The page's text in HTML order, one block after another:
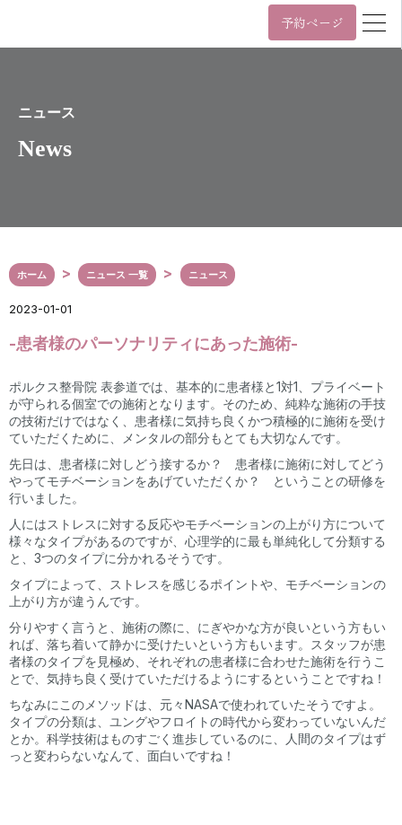
予約ページ
11:00~22:00
〒107-0061
カプリ北青山5階
表参道駅（A3番出口）から徒歩2分
外苑前駅（銀座線3番出口）から徒歩6分
News
ニュース
ホーム ニュース 一覧 ニュース
2023-01-01
-患者様のパーソナリティにあった施術-
ポルクス整骨院 表参道では、基本的に患者様と1対1、プライベート
が守られる個室での施術となります。そのため、純粋な施術の手技
の技術だけではなく、患者様に気持ち良くかつ積極的に施術を受け
ていただくために、メンタルの部分もとても大切なんです。
先日は、患者様に対しどう接するか？ 患者様に施術に対してどう
やってモチベーションをあげていただくか？ ということの研修を
行いました。
人にはストレスに対する反応やモチベーションの上がり方について
様々なタイプがあるのですが、心理学的に最も単純化して分類する
と、3つのタイプに分かれるそうです。
タイプによって、ストレスを感じるポイントや、モチベーションの
上がり方が違うんです。
分りやすく言うと、施術の際に、にぎやかな方が良いという方もい
れば、落ち着いて静かに受けたいという方もいます。スタッフが患
者様のタイプを見極め、それぞれの患者様に合わせた施術を行うこ
とで、気持ち良く受けていただけるようにするということですね！
ちなみにこのメソッドは、元々NASAで使われていたそうですよ。
タイプの分類は、ユングやフロイトの時代から変わっていないんだ
とか。科学技術はものすごく進歩しているのに、人間のタイプはず
っと変わらないなんて、面白いですね！